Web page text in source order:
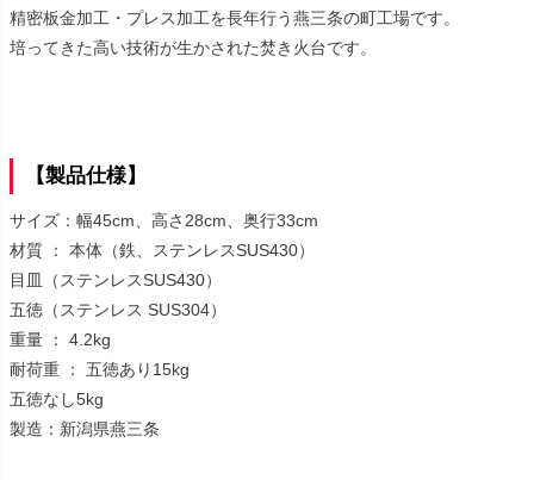
精密板金加工・プレス加工を長年行う燕三条の町工場です。
培ってきた高い技術が生かされた焚き火台です。
【製品仕様】
サイズ：幅45cm、高さ28cm、奥行33cm
材質 ： 本体（鉄、ステンレスSUS430）
目皿（ステンレスSUS430）
五徳（ステンレス SUS304）
重量 ： 4.2kg
耐荷重 ： 五徳あり15kg
五徳なし5kg
製造：新潟県燕三条